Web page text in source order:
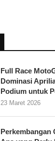
Full Race
Dominasi
Podium untuk
23 Maret 2026
Perkembangan